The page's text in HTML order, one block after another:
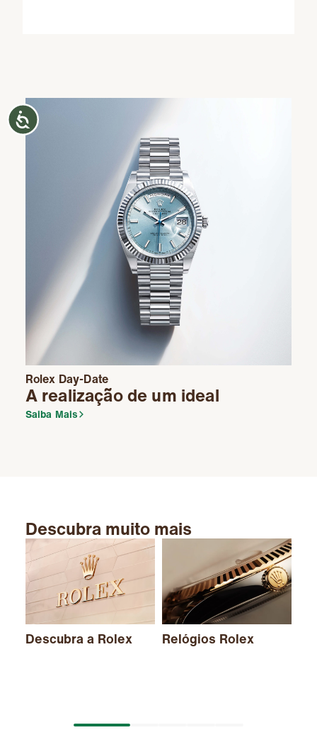
Rolex Day-Date
A realização de um ideal
Saiba Mais
Descubra muito mais
Descubra a Rolex Relógios Rolex